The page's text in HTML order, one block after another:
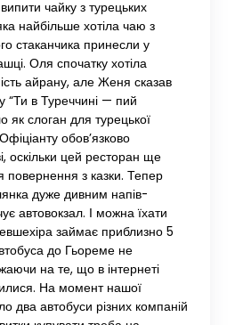
чайку з турецьких
найбільше хотіла чаю з
стаканчика принесли у
Оля спочатку хотіла
айрану, але Женя сказав
“Ти в Туреччині — пий
як слоган для турецької
обов’язково
оскільки цей ресторан ще
повернення з казки. Тепер
дуже дивним напів-
автовокзал. І можна їхати
займає приблизно 5
до Гьореме не
на те, що в інтернеті
На момент нашої
два автобуси різних компаній